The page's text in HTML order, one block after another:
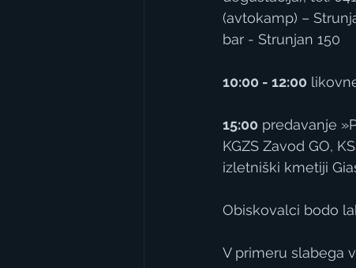
(avtokamp) –
bar - Strunjan 150
10:00 - 12:00
15:00 predavanje
KGZS Zavod GO,
izletniški kmetiji
Obiskovalci bodo
V primeru slabega